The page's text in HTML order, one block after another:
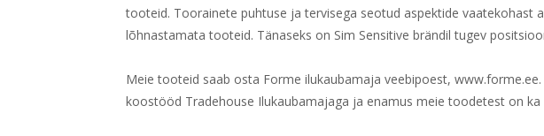
tooteid. Toorainete puhtuse ja tervisega seotud aspektide vaatekohast
lõhnastamata tooteid. Tänaseks on Sim Sensitive brändil tugev
Meie tooteid saab osta Forme ilukaubamaja veebipoest,
koostööd Tradehouse Ilukaubamajaga ja enamus meie toodetest on ka